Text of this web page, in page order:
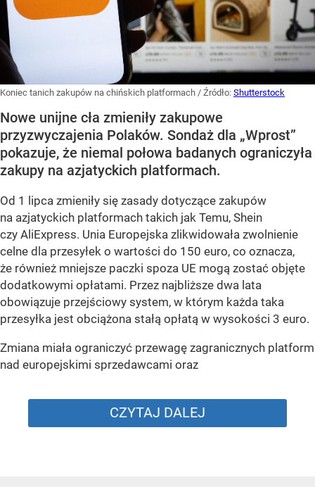
Koniec tanich zakupów na chińskich platformach / Źródło: Shutterstock
Nowe unijne cła zmieniły zakupowe
przyzwyczajenia Polaków. Sondaż dla „Wprost”
pokazuje, że niemal połowa badanych ograniczyła
zakupy na azjatyckich platformach.
Od 1 lipca zmieniły się zasady dotyczące zakupów
na azjatyckich platformach takich jak Temu, Shein
czy AliExpress. Unia Europejska zlikwidowała zwolnienie
celne dla przesyłek o wartości do 150 euro, co oznacza,
że również mniejsze paczki spoza UE mogą zostać objęte
dodatkowymi opłatami. Przez najbliższe dwa lata
obowiązuje przejściowy system, w którym każda taka
przesyłka jest obciążona stałą opłatą w wysokości 3 euro.
Zmiana miała ograniczyć przewagę zagranicznych platform
nad europejskimi sprzedawcami oraz
CZYTAJ DALEJ